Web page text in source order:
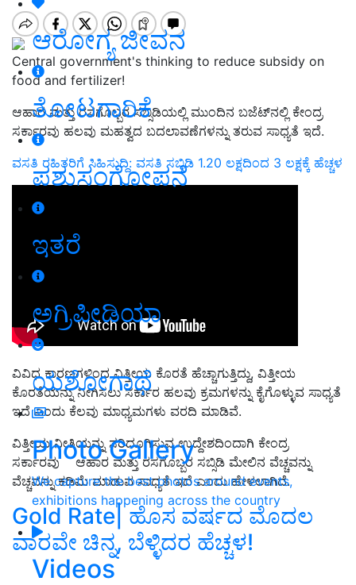
ಆರೋಗ್ಯ ಜೀವನ
ತೋಟಗಾರಿಕೆ
ಪಶುಸಂಗೋಪನೆ
ಇತರೆ
ಅಗ್ರಿಪೀಡಿಯಾ
ಯಶೋಗಾಥೆ
Photo Gallery
We capture the best photos around events,
exhibitions happening across the country
Videos
Central government's thinking to reduce subsidy on
food and fertilizer!
ಆಹಾರ ಮತ್ತು ರಸಗೊಬ್ಬರ ಸಬ್ಸಿಡಿಯಲ್ಲಿ ಮುಂದಿನ ಬಜೆಟ್‌ನಲ್ಲಿ ಕೇಂದ್ರ
ಸರ್ಕಾರವು ಹಲವು ಮಹತ್ವದ ಬದಲಾವಣೆಗಳನ್ನು ತರುವ ಸಾಧ್ಯತೆ ಇದೆ.
ವಸತಿ ರಹಿತರಿಗೆ ಸಿಹಿಸುದ್ದಿ: ವಸತಿ ಸಬ್ಸಿಡಿ 1.20 ಲಕ್ಷದಿಂದ 3 ಲಕ್ಷಕ್ಕೆ ಹೆಚ್ಚಳ
ವಿವಿಧ ಕಾರಣಗಳಿಂದ ವಿತ್ತೀಯ ಕೊರತೆ ಹೆಚ್ಚಾಗುತ್ತಿದ್ದು, ವಿತ್ತೀಯ
ಕೊರತೆಯನ್ನು ನೀಗಿಸಲು ಸರ್ಕಾರ ಹಲವು ಕ್ರಮಗಳನ್ನು ಕೈಗೊಳ್ಳುವ ಸಾಧ್ಯತೆ
ಇದೆ ಎಂದು ಕೆಲವು ಮಾಧ್ಯಮಗಳು ವರದಿ ಮಾಡಿವೆ.
ವಿತ್ತೀಯ ನೀತಿಯನ್ನು ಸರಿದೂಗಿಸುವ ಉದ್ದೇಶದಿಂದಾಗಿ ಕೇಂದ್ರ
ಸರ್ಕಾರವು ಆಹಾರ ಮತ್ತು ರಸಗೊಬ್ಬರ ಸಬ್ಸಿಡಿ ಮೇಲಿನ ವೆಚ್ಚವನ್ನು
ವೆಚ್ಚವನ್ನು ಕಡಿಮೆ ಮಾಡುವ ಸಾಧ್ಯತೆ ಇದೆ ಎಂದು ಹೇಳಲಾಗಿದೆ.
Gold Rate| ಹೊಸ ವರ್ಷದ ಮೊದಲ
ವಾರವೇ ಚಿನ್ನ, ಬೆಳ್ಳಿದರ ಹೆಚ್ಚಳ!